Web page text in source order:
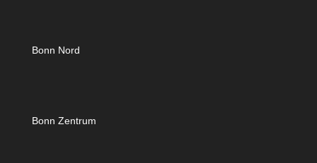
Bonn Nord
Bonn Zentrum